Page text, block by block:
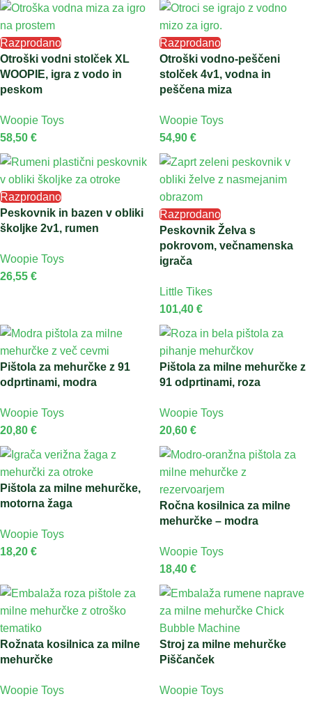
Razprodano
Otroški vodni stolček XL
WOOPIE, igra z vodo in
peskom
Woopie Toys
58,50 €
Razprodano
Otroški vodno-peščeni
stolček 4v1, vodna in
peščena miza
Woopie Toys
54,90 €
Razprodano
Peskovnik in bazen v obliki
školjke 2v1, rumen
Woopie Toys
26,55 €
Razprodano
Peskovnik Želva s
pokrovom, večnamenska
igrača
Little Tikes
101,40 €
Pištola za mehurčke z 91
odprtinami, modra
Woopie Toys
20,80 €
Pištola za milne mehurčke z
91 odprtinami, roza
Woopie Toys
20,60 €
Pištola za milne mehurčke,
motorna žaga
Woopie Toys
18,20 €
Ročna kosilnica za milne
mehurčke – modra
Woopie Toys
18,40 €
Rožnata kosilnica za milne
mehurčke
Woopie Toys
Stroj za milne mehurčke
Piščanček
Woopie Toys